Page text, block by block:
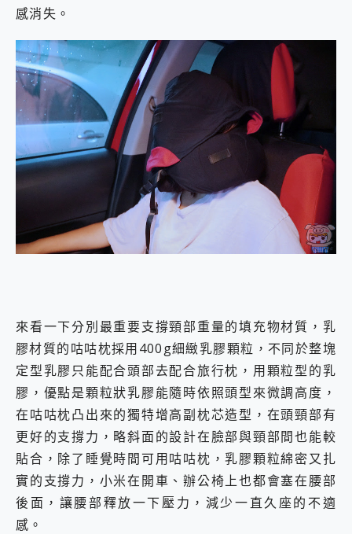
感消失。
來看一下分別最重要支撐頸部重量的填充物材質，乳
膠材質的咕咕枕採用400g細緻乳膠顆粒，不同於整塊
定型乳膠只能配合頭部去配合旅行枕，用顆粒型的乳
膠，優點是顆粒狀乳膠能隨時依照頭型來微調高度，
在咕咕枕凸出來的獨特增高副枕芯造型，在頭頸部有
更好的支撐力，略斜面的設計在臉部與頸部間也能較
貼合，除了睡覺時間可用咕咕枕，乳膠顆粒綿密又扎
實的支撐力，小米在開車、辦公椅上也都會塞在腰部
後面，讓腰部釋放一下壓力，減少一直久座的不適
感。